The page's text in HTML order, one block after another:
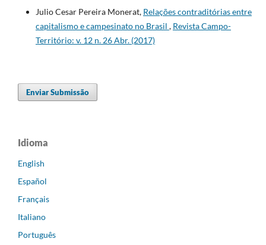
Julio Cesar Pereira Monerat, Relações contraditórias entre
capitalismo e campesinato no Brasil , Revista Campo-
Território: v. 12 n. 26 Abr. (2017)
Enviar Submissão
Idioma
English
Español
Français
Italiano
Português